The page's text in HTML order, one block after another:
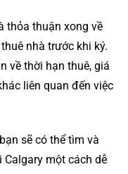
thỏa thuận xong về
nhà trước khi ký.
về thời hạn thuê, giá
liên quan đến việc
sẽ có thể tìm và
một cách dễ